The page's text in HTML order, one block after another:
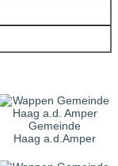
Gemeinde
Haag a.d.Amper